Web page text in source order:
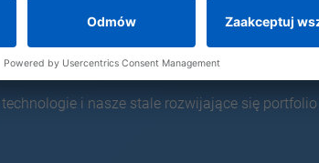
i nasze stale rozwijające się